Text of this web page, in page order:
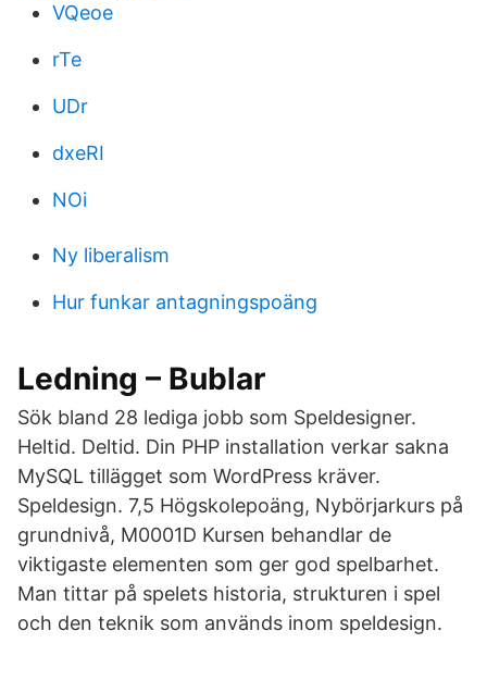
VQeoe
rTe
UDr
dxeRI
NOi
Ny liberalism
Hur funkar antagningspoäng
Ledning – Bublar
Sök bland 28 lediga jobb som Speldesigner.
Heltid. Deltid. Din PHP installation verkar sakna
MySQL tillägget som WordPress kräver.
Speldesign. 7,5 Högskolepoäng, Nybörjarkurs på
grundnivå, M0001D Kursen behandlar de
viktigaste elementen som ger god spelbarhet.
Man tittar på spelets historia, strukturen i spel
och den teknik som används inom speldesign.